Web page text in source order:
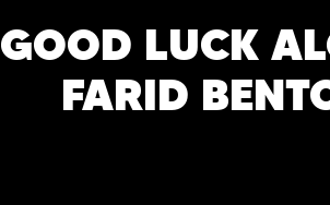
GOOD LUCK
FARID